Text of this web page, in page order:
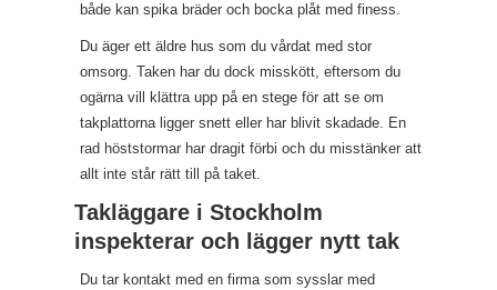
både kan spika bräder och bocka plåt med finess.
Du äger ett äldre hus som du vårdat med stor
omsorg. Taken har du dock misskött, eftersom du
ogärna vill klättra upp på en stege för att se om
takplattorna ligger snett eller har blivit skadade. En
rad höststormar har dragit förbi och du misstänker att
allt inte står rätt till på taket.
Takläggare i Stockholm
inspekterar och lägger nytt tak
Du tar kontakt med en firma som sysslar med